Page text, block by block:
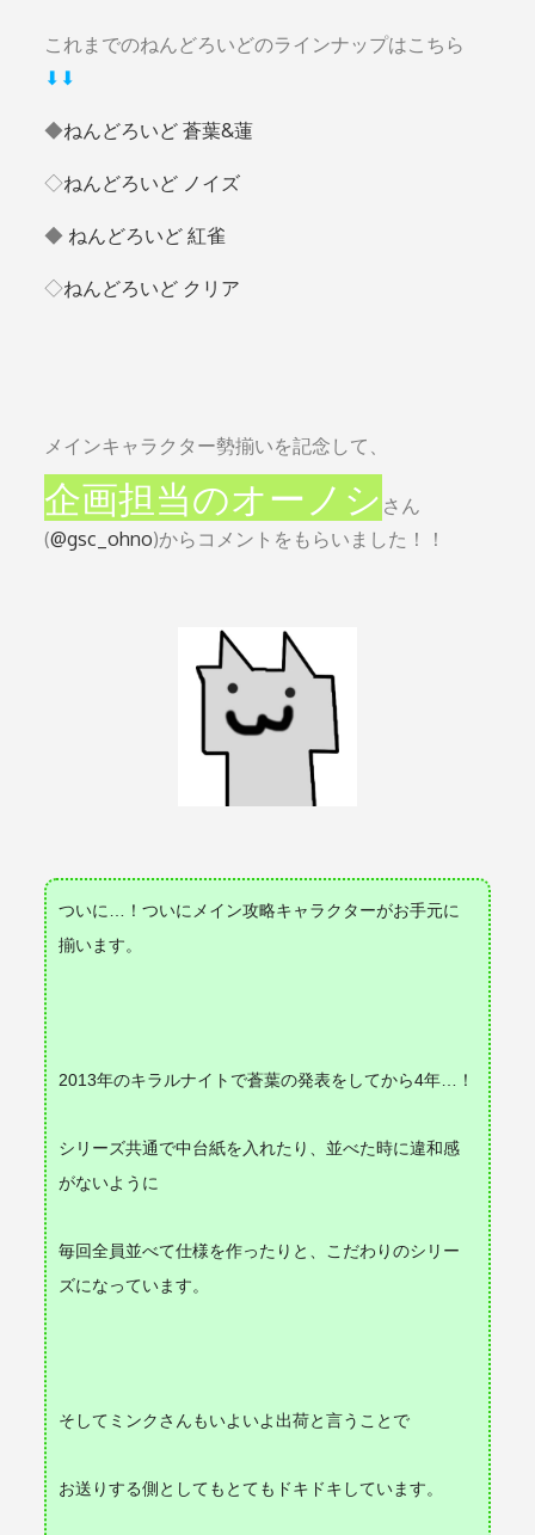
これまでのねんどろいどのラインナップはこちら
⬇︎⬇︎
◆ねんどろいど 蒼葉&蓮
◇ねんどろいど ノイズ
◆ ねんどろいど 紅雀
◇ねんどろいど クリア
メインキャラクター勢揃いを記念して、
企画担当のオーノシ さん
(@gsc_ohno)からコメントをもらいました！！
ついに…！ついにメイン攻略キャラクターがお手元に
揃います。
2013年のキラルナイトで蒼葉の発表をしてから4年…！
シリーズ共通で中台紙を入れたり、並べた時に違和感
がないように
毎回全員並べて仕様を作ったりと、 こだわりのシリー
ズになっています。
そして ミンクさんもいよいよ出荷と言うことで
お送りする側としてもとてもドキドキしています。